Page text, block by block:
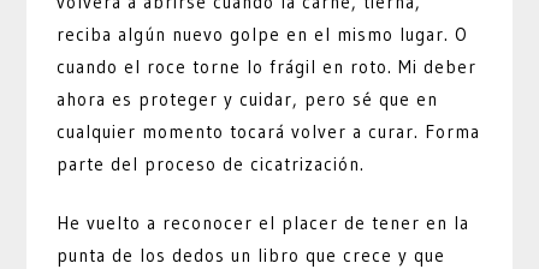
reciba algún nuevo golpe en el mismo lugar. O
cuando el roce torne lo frágil en roto. Mi deber
ahora es proteger y cuidar, pero sé que en
cualquier momento tocará volver a curar. Forma
parte del proceso de cicatrización.
He vuelto a reconocer el placer de tener en la
punta de los dedos un libro que crece y que